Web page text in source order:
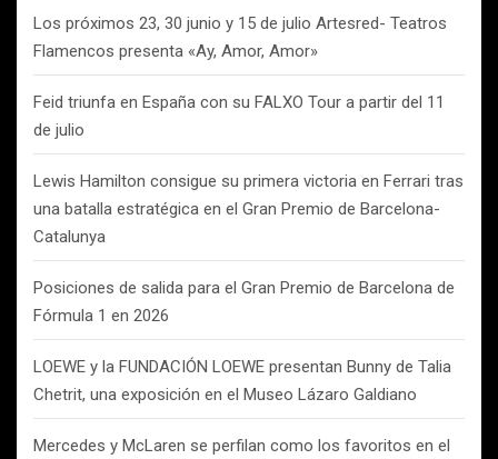
Los próximos 23, 30 junio y 15 de julio Artesred- Teatros
Flamencos presenta «Ay, Amor, Amor»
Feid triunfa en España con su FALXO Tour a partir del 11
de julio
Lewis Hamilton consigue su primera victoria en Ferrari tras
una batalla estratégica en el Gran Premio de Barcelona-
Catalunya
Posiciones de salida para el Gran Premio de Barcelona de
Fórmula 1 en 2026
LOEWE y la FUNDACIÓN LOEWE presentan Bunny de Talia
Chetrit, una exposición en el Museo Lázaro Galdiano
Mercedes y McLaren se perfilan como los favoritos en el